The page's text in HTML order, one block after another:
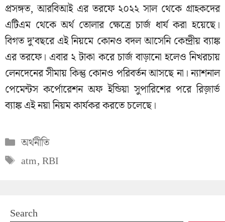
প্রসঙ্গত, আরবিআই এর তরফে ২০২২ সাল থেকে গ্রাহকদের
এটিএম থেকে অর্থ তোলার ক্ষেত্রে চার্জ ধার্য করা হয়েছে।
বিগত দু’বছরে এই নিয়মে কোনও বদল আসেনি কেন্দ্রীয় ব্যাঙ্ক
এর তরফে। এবার ২ টাকা করে চার্জ বাড়ানো হলেও নিখরচায়
লেনদেনের সীমায় কিন্তু কোনও পরিবর্তন আসছে না। ন্যাশনাল
পেমেন্টস কর্পোরেশন অফ ইন্ডিয়া সুপারিশের পরে রিজ়ার্ভ
ব্যাঙ্ক এই নয়া নিয়ম কার্যকর করতে চলেছে।
Categories
অর্থনীতি
Tags
atm,RBI
Search